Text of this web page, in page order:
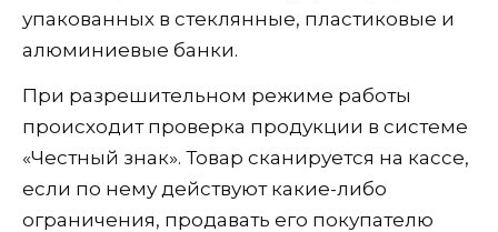
упакованных в стеклянные, пластиковые и
алюминиевые банки.
При разрешительном режиме работы
происходит проверка продукции в системе
«Честный знак». Товар сканируется на кассе,
если по нему действуют какие-либо
ограничения, продавать его покупателю